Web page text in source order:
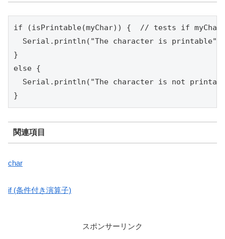
if (isPrintable(myChar)) {  // tests if
Serial.println("The character is
}
else {
Serial.println("The character is not
}
関連項目
char
if (条件付き演算子)
スポンサーリンク